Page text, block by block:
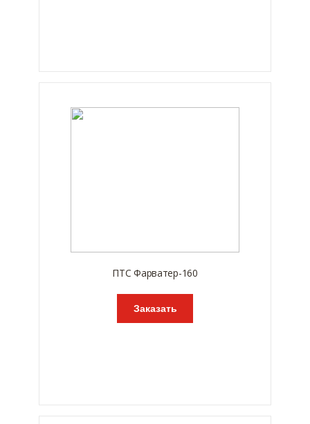
ПТС Фарватер-160
Заказать